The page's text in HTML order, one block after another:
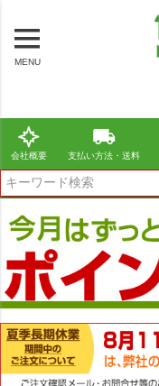
MENU
会社概要 支払い方法・送料